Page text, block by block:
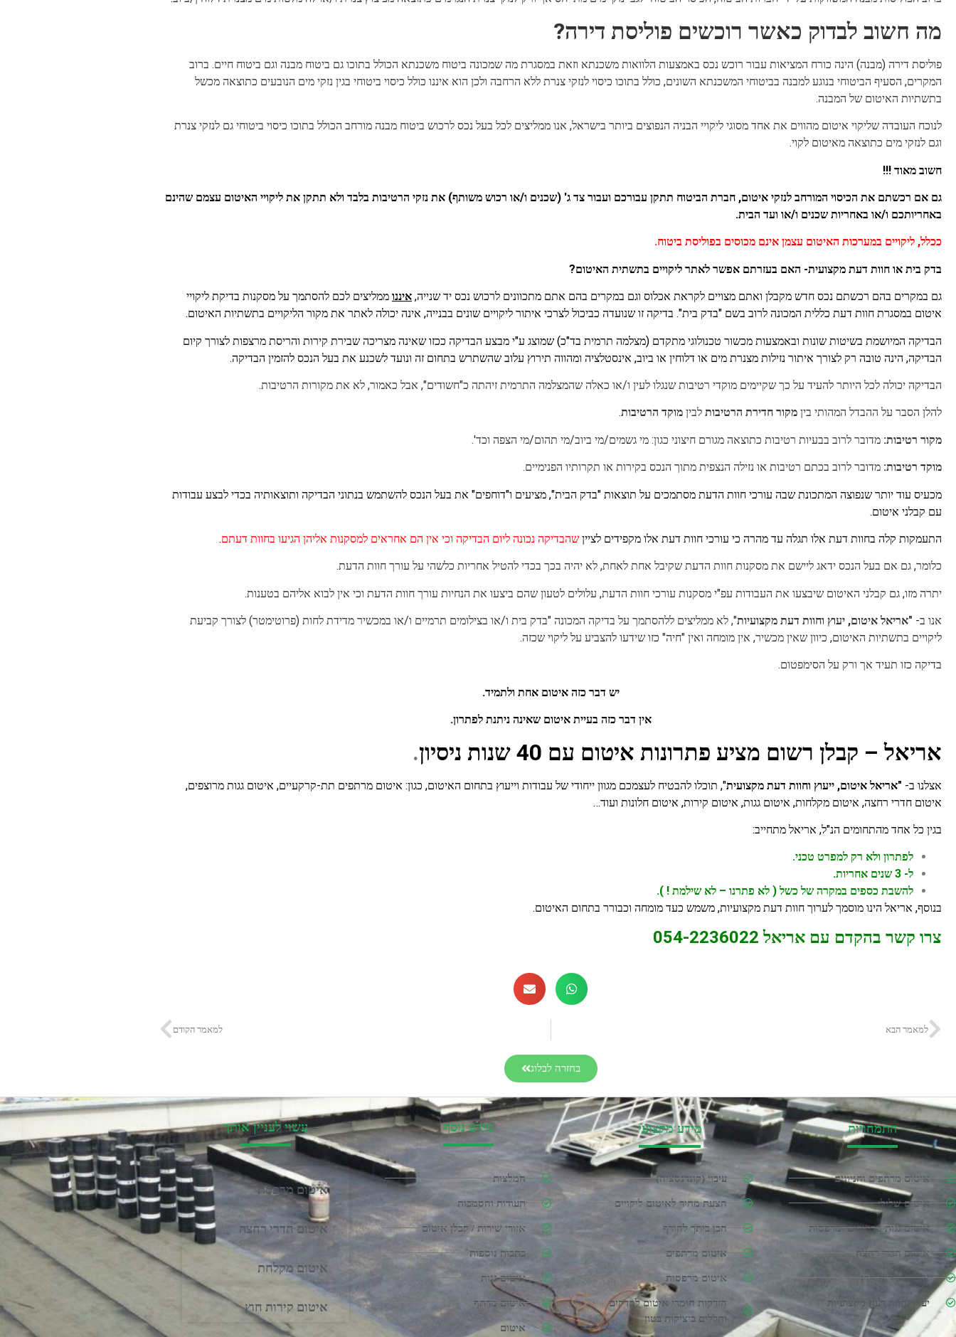
מה חשוב לבדוק כאשר רוכשים פוליסת דירה?
פוליסת דירה (מבנה) הינה כורח המציאות עבור רוכש נכס באמצעות הלוואות משכנתא וזאת במסגרת מה שמכונה ביטוח משכנתא הכולל בתוכו גם ביטוח מבנה וגם ביטוח חיים. ברוב
המקרים, הסעיף הביטוחי בנוגע למבנה בביטוחי המשכנתא השונים, כולל בתוכו כיסוי לנזקי צנרת ללא הרחבה ולכן הוא איננו כולל כיסוי ביטוחי בגין נזקי מים הנובעים כתוצאה מכשל
בתשתיות האיטום של המבנה.
לנוכח העובדה שליקוי איטום מהווים את אחד מסוגי ליקויי הבניה הנפוצים ביותר בישראל, אנו ממליצים לכל בעל נכס לרכוש ביטוח מבנה מורחב הכולל בתוכו כיסוי ביטוחי גם לנזקי צנרת
וגם לנזקי מים כתוצאה מאיטום לקוי.
חשוב מאוד !!!
גם אם רכשתם את הכיסוי המורחב לנזקי איטום, חברת הביטוח תתקן עבורכם ועבור צד ג' (שכנים ו/או רכוש משותף) את נזקי הרטיבות בלבד ולא תתקן את ליקויי האיטום עצמם שהינם
באחריותכם ו/או באחריות שכנים ו/או ועד הבית.
ככלל, ליקויים במערכות האיטום עצמן אינם מכוסים בפוליסת ביטוח.
בדק בית או חוות דעת מקצועית- האם בעזרתם אפשר לאתר ליקויים בתשתית האיטום?
גם במקרים בהם רכשתם נכס חדש מקבלן ואתם מצויים לקראת אכלוס וגם במקרים בהם אתם מתכוונים לרכוש נכס יד שנייה, איננו ממליצים לכם להסתמך על מסקנות בדיקת ליקויי
איטום במסגרת חוות דעת כללית המכונה לרוב בשם "בדק בית". בדיקה זו שנועדה כביכול לצרכי איתור ליקויים שונים בבנייה, אינה יכולה לאתר את מקור הליקויים בתשתיות האיטום.
הבדיקה המיושמת בשיטות שונות ובאמצעות מכשור טכנולוגי מתקדם (מצלמה תרמית בד"כ) שמוצג ע"י מבצע הבדיקה ככזו שאינה מצריכה שבירת קירות והריסת מרצפות לצורך קיום
הבדיקה, הינה טובה רק לצורך איתור נזילות מצנרת מים או דלוחין או ביוב, אינסטלציה ומהווה תירוץ עלוב שהשתרש בתחום זה ונועד לשכנע את בעל הנכס להזמין הבדיקה.
הבדיקה יכולה לכל היותר להעיד על כך שקיימים מוקדי רטיבות שנגלו לעין ו/או כאלה שהמצלמה התרמית זיהתה כ"חשודים", אבל כאמור, לא את מקורות הרטיבות.
להלן הסבר על ההבדל המהותי בין מקור חדירת הרטיבות לבין מוקד הרטיבות.
מקור רטיבות: מדובר לרוב בבעיות רטיבות כתוצאה מגורם חיצוני כגון: מי גשמים/מי ביוב/מי תהום/מי הצפה וכד'.
מוקד רטיבות: מדובר לרוב בכתם רטיבות או נזילה הנצפית מתוך הנכס בקירות או תקרותיו הפנימיים.
מכעיס עוד יותר שנפוצה המתכונת שבה עורכי חוות הדעת מסתמכים על תוצאות "בדק הבית", מציעים ו"דוחפים" את בעל הנכס להשתמש בנתוני הבדיקה ותוצאותיה בכדי לבצע עבודות
עם קבלני איטום.
התעמקות קלה בחוות דעת אלו תגלה עד מהרה כי עורכי חוות דעת אלו מקפידים לציין שהבדיקה נכונה ליום הבדיקה וכי אין הם אחראים למסקנות אליהן הגיעו בחוות דעתם.
כלומר, גם אם בעל הנכס ידאג ליישם את מסקנות חוות הדעת שקיבל אחת לאחת, לא יהיה בכך בכדי להטיל אחריות כלשהי על עורך חוות הדעת.
יתרה מזו, גם קבלני האיטום שיבצעו את העבודות עפ"י מסקנות עורכי חוות הדעת, עלולים לטעון שהם ביצעו את הנחיות עורך חוות הדעת וכי אין לבוא אליהם בטענות.
אנו ב- "אריאל איטום, יעוץ וחוות דעת מקצועיות", לא ממליצים ללהסתמך על בדיקה המכונה "בדק בית ו/או בצילומים תרמיים ו/או במכשיר מדידת לחות (פרוטימטר) לצורך קביעת
ליקויים בתשתיות האיטום, כיוון שאין מכשיר, אין מומחה ואין "חיה" כזו שידעו להצביע על ליקוי שכזה.
בדיקה כזו תעיד אך ורק על הסימפטום.
יש דבר כזה איטום אחת ולתמיד.
אין דבר כזה בעיית איטום שאינה ניתנת לפתרון.
אריאל – קבלן רשום מציע פתרונות איטום עם 40 שנות ניסיון .
אצלנו ב- "אריאל איטום, ייעוץ וחוות דעת מקצועית", תוכלו להבטיח לעצמכם מגוון ייחודי של עבודות וייעוץ בתחום האיטום, כגון: איטום מרתפים תת-קרקעיים, איטום גגות מרוצפים,
איטום חדרי רחצה, איטום מקלחות, איטום גגות, איטום קירות, איטום חלונות ועוד…
בגין כל אחד מהתחומים הנ"ל, אריאל מתחייב:
לפתרון ולא רק למפרט טכני.
ל- 3 שנים אחריות.
להשבת כספים במקרה של כשל ( לא פתרנו – לא שילמת ! ).
בנוסף, אריאל הינו מוסמך לערוך חוות דעת מקצועיות, משמש כעד מומחה וכבורר בתחום האיטום.
צרו קשר בהקדם עם אריאל 054-2236022
למאמר הבא למאמר הקודם
בחזרה לבלוג
התמחויות
איטום מרתפים וחניונים
איטום שלילי
איטום גגות מרוצפים ומרפסות
איטום חדרי רחצה
איטום קירות חוץ
יעוץ וחוות דעת מקצועיות
מידע מקצועי
עיבוי (קונדנסציה)
הצעת מחיר לאיטום ליקויים
הכן ביתך לחורף
איטום מרתפים
איטום מרפסות
הזרקות חומרי איטום לסדקים
וחללים ביציקות בטון
מידע נוסף
המלצות
תעודות והסמכות
אזורי שירות / קבלן איטום
כתבות נוספות
איטום גגות
איטום מרתף
איטום
עשוי לעניין אותך
איטום מרפסת
איטום חדרי רחצה
איטום מקלחת
איטום קירות חוץ